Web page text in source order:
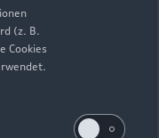
(z. B.
Cookies